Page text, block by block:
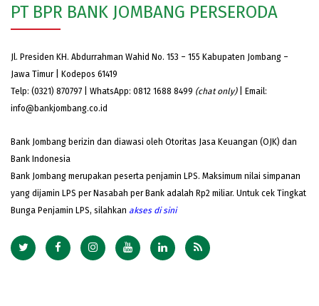
PT BPR BANK JOMBANG PERSERODA
Jl. Presiden KH. Abdurrahman Wahid No. 153 – 155 Kabupaten Jombang –
Jawa Timur | Kodepos 61419
Telp: (0321) 870797 | WhatsApp: 0812 1688 8499 (chat only)| Email:
info@bankjombang.co.id
Bank Jombang berizin dan diawasi oleh Otoritas Jasa Keuangan (OJK) dan
Bank Indonesia
Bank Jombang merupakan peserta penjamin LPS. Maksimum nilai simpanan
yang dijamin LPS per Nasabah per Bank adalah Rp2 miliar. Untuk cek Tingkat
Bunga Penjamin LPS, silahkan akses di sini